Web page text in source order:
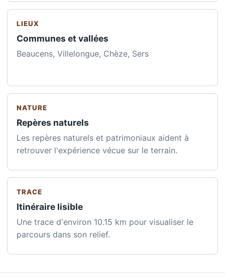
LIEUX
Communes et vallées
Beaucens, Villelongue, Chèze, Sers
NATURE
Repères naturels
Les repères naturels et patrimoniaux aident à
retrouver l'expérience vécue sur le terrain.
TRACE
Itinéraire lisible
Une trace d'environ 10.15 km pour visualiser le
parcours dans son relief.